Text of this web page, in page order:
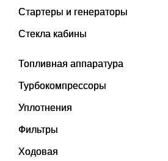
Стартеры и генераторы
Стекла кабины
Топливная аппаратура
Турбокомпрессоры
Уплотнения
Фильтры
Ходовая